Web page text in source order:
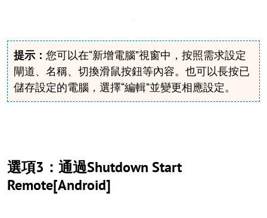
提示： 您可以在“新增電腦”視窗中，按照需求設定
閘道、名稱、切換滑鼠按鈕等內容。也可以長按已
儲存設定的電腦，選擇“編輯”並變更相應設定。
選項3：通過Shutdown Start
Remote[Android]